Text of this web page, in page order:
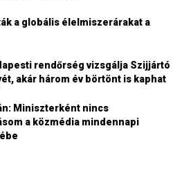
a globális élelmiszerárakat a
rendőrség vizsgálja Szijjártó
akár három év börtönt is kaphat
Miniszterként nincs
a közmédia mindennapi